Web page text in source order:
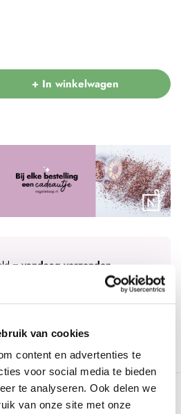
van cookies
content en advertenties te
voor social media te bieden
te analyseren. Ook delen we
van onze site met onze
+ In winkelwagen
= vandaag verzonden
met onze specialisten